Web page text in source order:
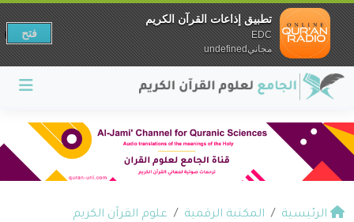
الرئيسية المكتبة الرقمية
علوم القرآن الكريم
تطبيق إذاعات القرآن الكريم
EDC
مجانيundefined
فتح